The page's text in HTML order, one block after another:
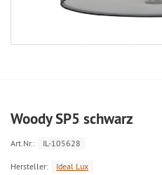
Woody SP5 schwarz
Art.Nr.: IL-105628
Hersteller: Ideal Lux